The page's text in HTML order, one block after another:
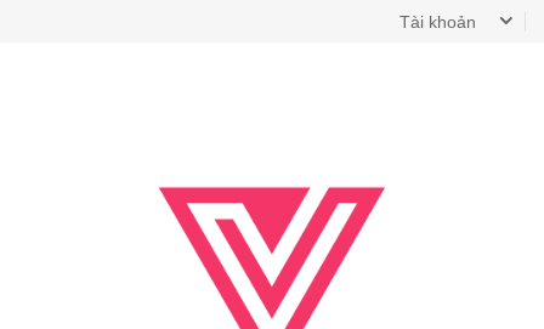
Tài khoản